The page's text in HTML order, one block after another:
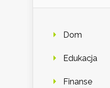
Dom
Edukacja
Finanse